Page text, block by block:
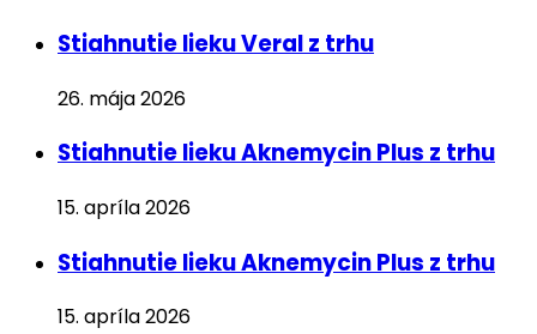
Stiahnutie lieku Veral z trhu
26. mája 2026
Stiahnutie lieku Aknemycin Plus z trhu
15. apríla 2026
Stiahnutie lieku Aknemycin Plus z trhu
15. apríla 2026